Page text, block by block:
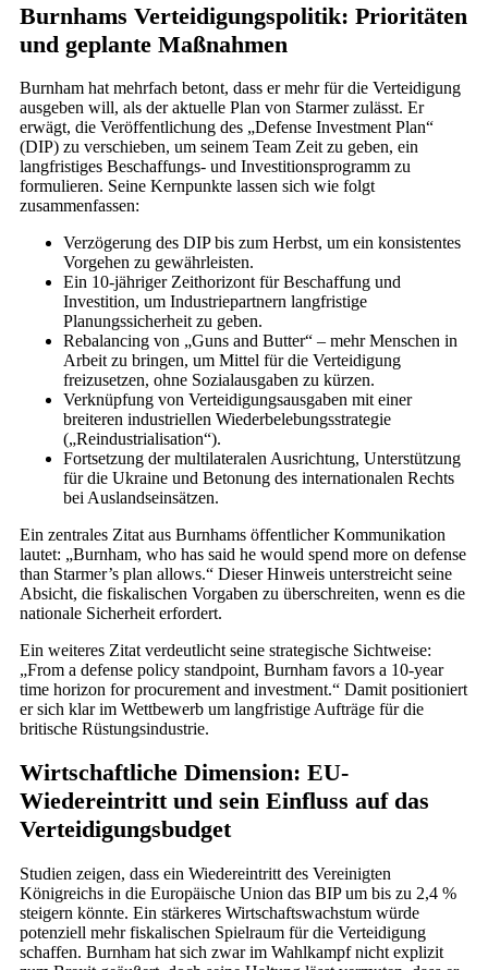
Burnhams Verteidigungspolitik: Prioritäten
und geplante Maßnahmen
Burnham hat mehrfach betont, dass er mehr für die Verteidigung
ausgeben will, als der aktuelle Plan von Starmer zulässt. Er
erwägt, die Veröffentlichung des „Defense Investment Plan“
(DIP) zu verschieben, um seinem Team Zeit zu geben, ein
langfristiges Beschaffungs- und Investitionsprogramm zu
formulieren. Seine Kernpunkte lassen sich wie folgt
zusammenfassen:
Verzögerung des DIP bis zum Herbst, um ein konsistentes
Vorgehen zu gewährleisten.
Ein 10-jähriger Zeithorizont für Beschaffung und
Investition, um Industriepartnern langfristige
Planungssicherheit zu geben.
Rebalancing von „Guns and Butter“ – mehr Menschen in
Arbeit zu bringen, um Mittel für die Verteidigung
freizusetzen, ohne Sozialausgaben zu kürzen.
Verknüpfung von Verteidigungsausgaben mit einer
breiteren industriellen Wiederbelebungsstrategie
(„Reindustrialisation“).
Fortsetzung der multilateralen Ausrichtung, Unterstützung
für die Ukraine und Betonung des internationalen Rechts
bei Auslandseinsätzen.
Ein zentrales Zitat aus Burnhams öffentlicher Kommunikation
lautet: „Burnham, who has said he would spend more on defense
than Starmer’s plan allows.“ Dieser Hinweis unterstreicht seine
Absicht, die fiskalischen Vorgaben zu überschreiten, wenn es die
nationale Sicherheit erfordert.
Ein weiteres Zitat verdeutlicht seine strategische Sichtweise:
„From a defense policy standpoint, Burnham favors a 10-year
time horizon for procurement and investment.“ Damit positioniert
er sich klar im Wettbewerb um langfristige Aufträge für die
britische Rüstungsindustrie.
Wirtschaftliche Dimension: EU-
Wiedereintritt und sein Einfluss auf das
Verteidigungsbudget
Studien zeigen, dass ein Wiedereintritt des Vereinigten
Königreichs in die Europäische Union das BIP um bis zu 2,4 %
steigern könnte. Ein stärkeres Wirtschaftswachstum würde
potenziell mehr fiskalischen Spielraum für die Verteidigung
schaffen. Burnham hat sich zwar im Wahlkampf nicht explizit